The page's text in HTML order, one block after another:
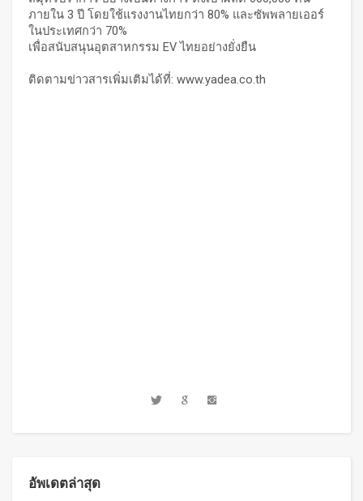
ภายใน 3 ปี โดยใช้แรงงานไทยกว่า 80% และซัพพลายเออร์
ในประเทศกว่า 70%
เพื่อสนับสนุนอุตสาหกรรม EV ไทยอย่างยั่งยืน
ติดตามข่าวสารเพิ่มเติมได้ที่: www.yadea.co.th
อัพเดตล่าสุด